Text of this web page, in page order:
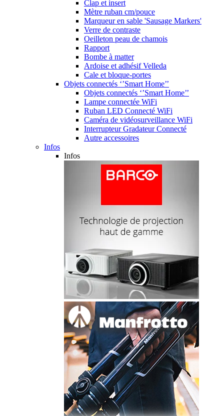
Clap et insert
Mètre ruban cm/pouce
Marqueur en sable 'Sausage Markers'
Verre de contraste
Oeilleton peau de chamois
Rapport
Bombe à matter
Ardoise et adhésif Velleda
Cale et bloque-portes
Objets connectés ‘’Smart Home’’
Objets connectés ‘’Smart Home’’
Lampe connectée WiFi
Ruban LED Connecté WiFi
Caméra de vidéosurveillance WiFi
Interrupteur Gradateur Connecté
Autre accessoires
Infos
Infos